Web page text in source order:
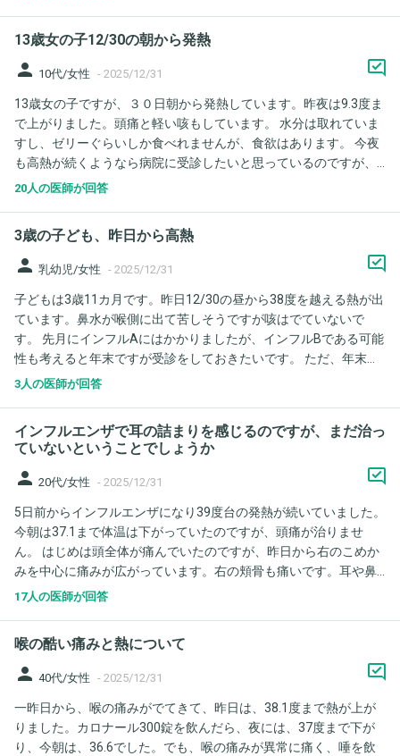
る検査だけだったのではと思います。 【12/23】夜38.7℃の発熱
あり。ロキソニン服用し熱下がる。(この日から熱の上げ下げが始
ー受診。コロナ·インフル共に陰性。検査等はしてもらえずロキソ
ニンを処方してもらい終わり。 この日辺りから関節の痛みが酷く
なり、日常生活は送れるものの、全ての動作に痛みが伴うよう
に。 ＜お聞きしたいこと＞ 1.考えられる病名は何ですか？ 2.何科
を受診すべきですか？ 3.膠原病やリウマチも考えられますか？ 4.3
現在の症状の場合、食べ物で気をつけなければいけないことはあ
りますか？ 乳製品、生もの等は食べてはいけないのでしょうか？
つもインフルエンザは吸引のお薬です。また、副作用が出るか未
知数ですが、出るとしたら投与すぐになりますか？
13歳女の子12/30の朝から発熱
person 10代/女性 - 2025/12/31
13歳女の子ですが、３０日朝から発熱しています。昨夜は9.3度ま
で上がりました。頭痛と軽い咳もしています。 水分は取れていま
すし、ゼリーぐらいしか食べれませんが、食欲はあります。 今夜
も高熱が続くようなら病院に受診したいと思っているのですが、
昨年双子の妹が発熱で同じ時期に病院に行きましたが、長時間待
500、メジコン、カルボシステインがあるので、頭痛がひどい時に
カロナールを内服しました。 もしインフルエンザとかであれば専
したいと思っています。また今夜も熱が9度超えてくるようならと
ても心配です。その前に受診したほうがよろしいでしょうか？ ご
教授よろしくお願いいたします。
20人の医師が回答
3歳の子ども、昨日から高熱
person 乳幼児/女性 - 2025/12/31
子どもは3歳11カ月です。昨日12/30の昼から38度を越える熱が出
ています。鼻水が喉側に出て苦しそうですが咳はでていないで
す。 先月にインフルAにはかかりましたが、インフルBである可能
性も考えると年末ですが受診をしておきたいです。 ただ、年末年
始はかかりつけの小児科がお休みです。休日診療所（内科・小児
からないのと、乳幼児が普通の内科を受診してよいのかが分から
ないため、ご意見をいただきたいです。
3人の医師が回答
インフルエンザで耳の詰まりを感じるのですが、まだ治っ
ていないということでしょうか
person 20代/女性 - 2025/12/31
5日前からインフルエンザになり39度台の発熱が続いていました。
今朝は37.1まで体温は下がっていたのですが、頭痛が治りませ
ん。 はじめは頭全体が痛んでいたのですが、昨日から右のこめか
みを中心に痛みが広がっています。右の頬骨も痛いです。耳や鼻
の付け根のあたりも押すと痛みが出ます。 また、右耳の詰まりを
なんだかスッキリしない状態です。 熱が下がったし頭全体が痛む
のも終わったのでインフルエンザは治って別の病気になっている
エンザの症状ではない場合は受診の目安も教えていただけると嬉
しいです。 ちなみに処方された薬は授乳中のためカロナールのみ
です。
17人の医師が回答
喉の酷い痛みと熱について
person 40代/女性 - 2025/12/31
一昨日から、喉の痛みがでてきて、昨日は、38.1度まで熱が上が
りました。カロナール300錠を飲んだら、夜には、37度まで下が
り、今朝は、36.6でした。でも、喉の痛みが異常に痛く、唾を飲